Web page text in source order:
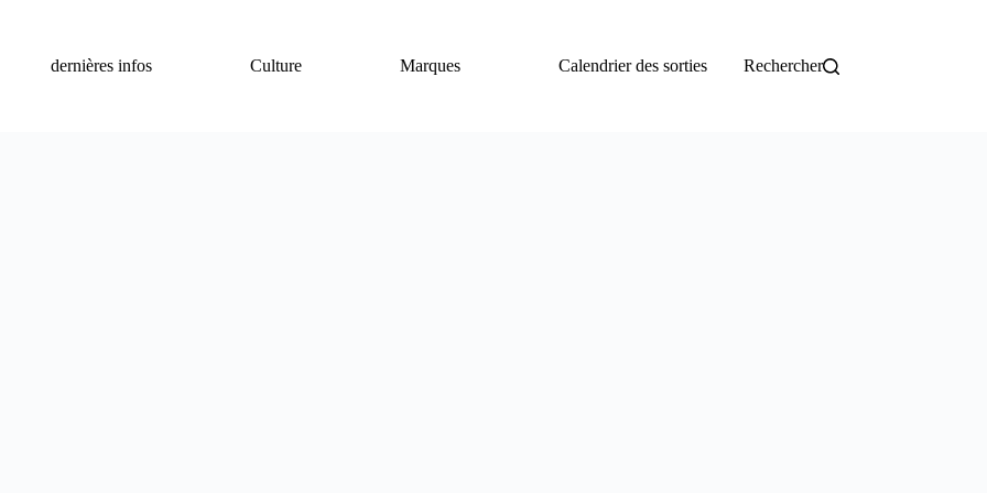
dernières infos
Culture Marques Calendrier des sorties Rechercher